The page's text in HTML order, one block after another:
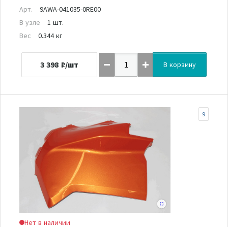
Арт.
9AWA-041035-0RE00
В узле
1 шт.
Вес
0.344 кг
3 398 ₽/шт В корзину
Нет в наличии
9